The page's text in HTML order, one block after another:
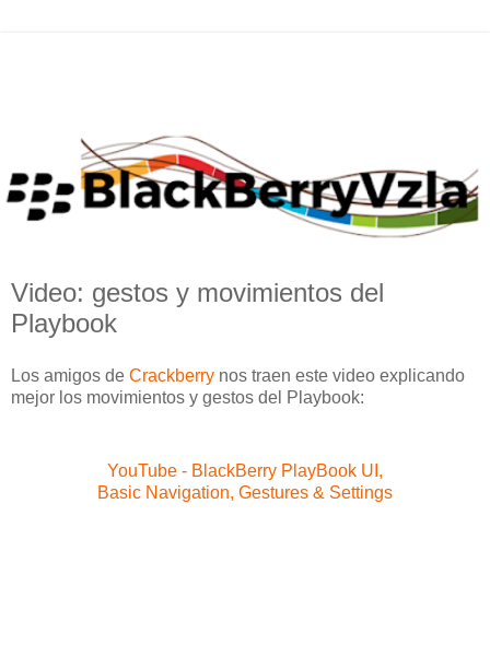
Video: gestos y movimientos del
Playbook
Los amigos de Crackberry nos traen este video explicando
mejor los movimientos y gestos del Playbook:
YouTube - BlackBerry PlayBook UI,
Basic Navigation, Gestures & Settings